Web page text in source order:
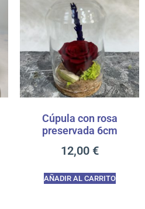
Cúpula con rosa
preservada 6cm
12,00 €
AÑADIR AL CARRITO